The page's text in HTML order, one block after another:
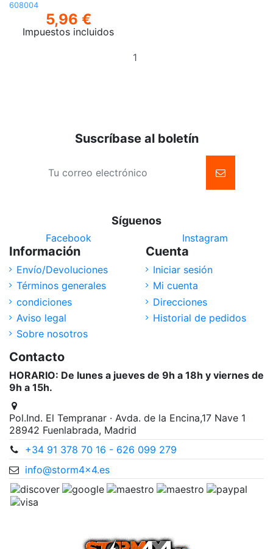
608004
5,96 €
Impuestos incluidos
Suscríbase al boletín
Síguenos
Facebook Instagram
Información
Envío/Devoluciones
Términos generales
condiciones
Aviso legal
Sobre nosotros
Cuenta
Iniciar sesión
Mi cuenta
Direcciones
Historial de pedidos
Contacto
HORARIO: De lunes a jueves de 9h a 18h y viernes de
9h a 15h.
Pol.Ind. El Tempranar · Avda. de la Encina,17 Nave 1
28942 Fuenlabrada, Madrid
+34 91 378 70 16 - 626 099 279
info@storm4x4.es